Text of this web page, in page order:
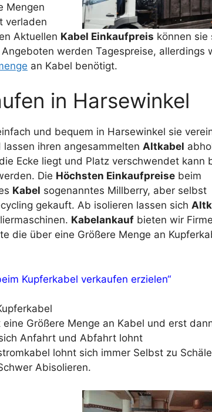
Mengen
verladen
Aktuellen Kabel Einkaufpreis können sie
werden Tagespreise, allerdings
an Kabel benötigt.
in Harsewinkel
und bequem in Harsewinkel sie
ihren angesammelten Altkabel
Ecke liegt und Platz verschwendet kann
Die Höchsten Einkaufpreise beim
Kabel sogenanntes Millberry, aber selbst
gekauft. Ab isolieren lassen sich
Kabelankauf bieten wir
die über eine Größere Menge an
Kupferkabel verkaufen erzielen“
Größere Menge an Kabel und erst
Anfahrt und Abfahrt lohnt
lohnt sich immer Selbst zu
Abisolieren.